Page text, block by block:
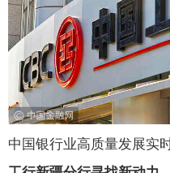
中国银行业高质量发展实